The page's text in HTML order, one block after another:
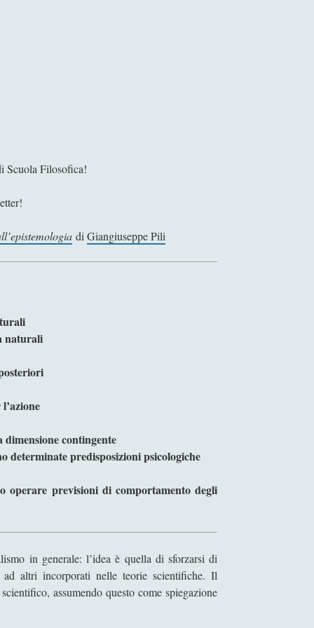
Scuola Filosofica!
diGiangiuseppe Pili
naturali
contingente
determinate predisposizioni psicologiche
operare previsioni di comportamento degli
in generale: l’idea è quella di sforzarsi di
altri incorporati nelle teorie scientifiche. Il
assumendo questo come spiegazione